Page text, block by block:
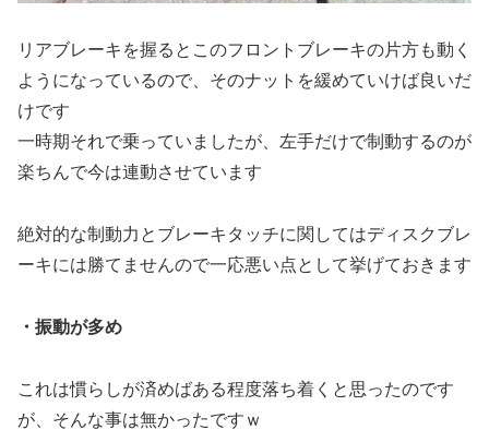
リアブレーキを握るとこのフロントブレーキの片方も動く
ようになっているので、そのナットを緩めていけば良いだ
けです
一時期それで乗っていましたが、左手だけで制動するのが
楽ちんで今は連動させています
絶対的な制動力とブレーキタッチに関してはディスクブレ
ーキには勝てませんので一応悪い点として挙げておきます
・振動が多め
これは慣らしが済めばある程度落ち着くと思ったのです
が、そんな事は無かったですｗ